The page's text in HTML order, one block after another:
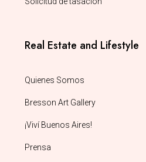
Real Estate and Lifestyle
Quienes Somos
Bresson Art Gallery
¡Viví Buenos Aires!
Prensa